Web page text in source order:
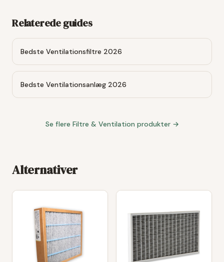
Relaterede guides
Bedste Ventilationsfiltre 2026
Bedste Ventilationsanlæg 2026
Se flere Filtre & Ventilation produkter →
Alternativer